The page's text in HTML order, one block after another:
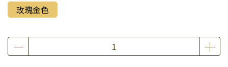
玫瑰金色